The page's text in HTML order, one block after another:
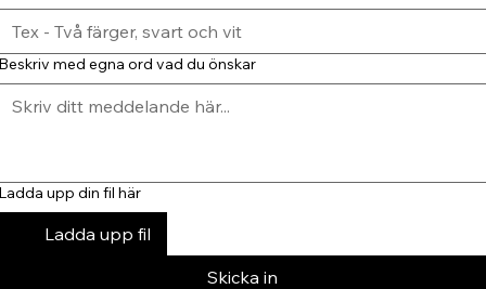
med egna ord vad du önskar
upp din fil här
Ladda upp fil
Skicka in